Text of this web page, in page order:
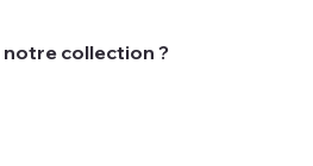
collection ?